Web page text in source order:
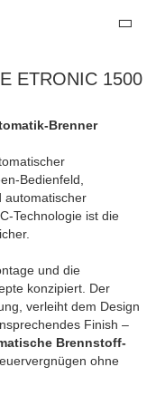
ETRONIC 1500
Brenner
Bedienfeld,
automatischer
Technologie ist die
und die
konzipiert. Der
verleiht dem Design
Finish –
Brennstoff-
ohne